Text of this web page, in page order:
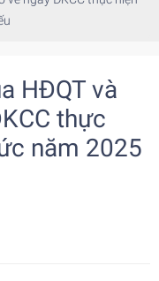
HĐQT và
thực
năm 2025